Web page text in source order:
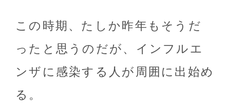
この時期、たしか昨年もそうだ
ったと思うのだが、インフルエ
ンザに感染する人が周囲に出始め
る。